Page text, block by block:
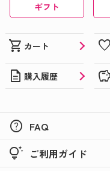
ギフト
shopping_cart カート favorite
description 購入履歴 savings
help FAQ
tips_and_updates ご利用ガイド